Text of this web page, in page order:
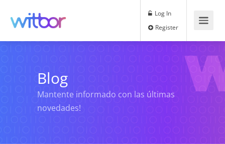
Log In
Blog
Mantente informado con las últimas
novedades!